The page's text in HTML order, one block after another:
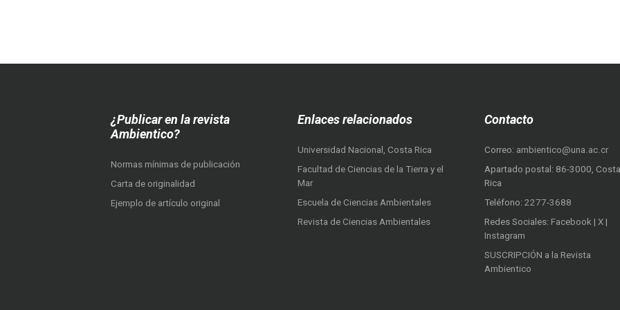
¿Publicar en la revista
Ambientico?
Normas mínimas de publicación
Carta de originalidad
Ejemplo de artículo original
Enlaces relacionados
Universidad Nacional, Costa Rica
Facultad de Ciencias de la Tierra y el
Mar
Escuela de Ciencias Ambientales
Revista de Ciencias Ambientales
Contacto
Correo: ambientico@una.ac.cr
Apartado postal: 86-3000, Costa
Rica
Teléfono: 2277-3688
Redes Sociales: Facebook | X |
Instagram
SUSCRIPCIÓN a la Revista
Ambientico